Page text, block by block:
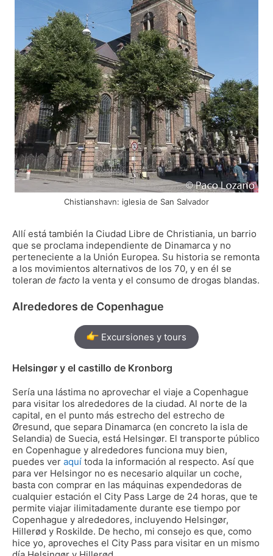
Chistianshavn: iglesia de San Salvador
Allí está también la Ciudad Libre de Christiania, un barrio
que se proclama independiente de Dinamarca y no
perteneciente a la Unión Europea. Su historia se remonta
a los movimientos alternativos de los 70, y en él se
toleran de facto la venta y el consumo de drogas blandas.
Alrededores de Copenhague
Excursiones y tours
Helsingør y el castillo de Kronborg
Sería una lástima no aprovechar el viaje a Copenhague
para visitar los alrededores de la ciudad. Al norte de la
capital, en el punto más estrecho del estrecho de
Øresund, que separa Dinamarca (en concreto la isla de
Selandia) de Suecia, está Helsingør. El transporte público
en Copenhague y alrededores funciona muy bien,
puedes ver aquí toda la información al respecto. Así que
para ver Helsingor no es necesario alquilar un coche,
basta con comprar en las máquinas expendedoras de
cualquier estación el City Pass Large de 24 horas, que te
permite viajar ilimitadamente durante ese tiempo por
Copenhague y alrededores, incluyendo Helsingør,
Hillerød y Roskilde. De hecho, mi consejo es que, como
hice yo, aproveches el City Pass para visitar en un mismo